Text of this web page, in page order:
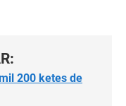
200 ketes de